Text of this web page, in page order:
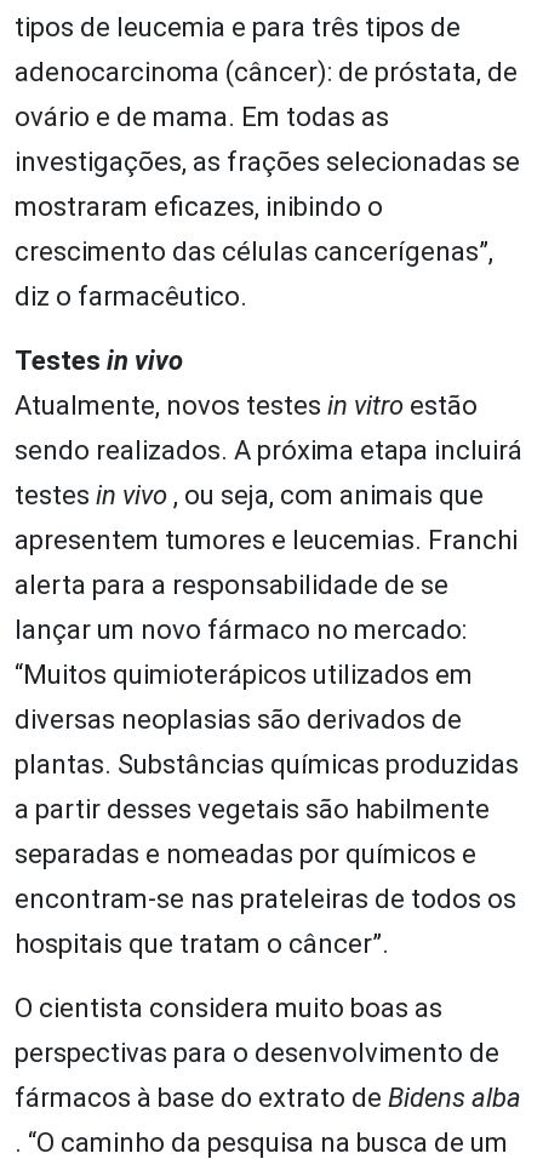
tipos de leucemia e para três tipos de
adenocarcinoma (câncer): de próstata, de
ovário e de mama. Em todas as
investigações, as frações selecionadas se
mostraram eficazes, inibindo o
crescimento das células cancerígenas”,
diz o farmacêutico.
Testes in vivo
Atualmente, novos testes in vitro estão
sendo realizados. A próxima etapa incluirá
testes in vivo , ou seja, com animais que
apresentem tumores e leucemias. Franchi
alerta para a responsabilidade de se
lançar um novo fármaco no mercado:
“Muitos quimioterápicos utilizados em
diversas neoplasias são derivados de
plantas. Substâncias químicas produzidas
a partir desses vegetais são habilmente
separadas e nomeadas por químicos e
encontram-se nas prateleiras de todos os
hospitais que tratam o câncer”.
O cientista considera muito boas as
perspectivas para o desenvolvimento de
fármacos à base do extrato de Bidens alba
. “O caminho da pesquisa na busca de um